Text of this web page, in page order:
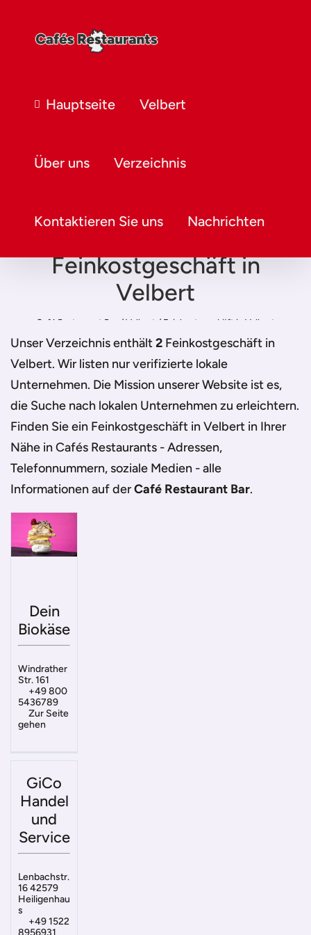
Hauptseite Velbert
Über uns Verzeichnis
Kontaktieren Sie uns Nachrichten
Feinkostgeschäft in
Velbert
Café Restaurant Bar / Velbert / Feinkostgeschäft in Velbert
Unser Verzeichnis enthält2 Feinkostgeschäft in
Velbert. Wir listen nur verifizierte lokale
Unternehmen. Die Mission unserer Website ist es,
die Suche nach lokalen Unternehmen zu erleichtern.
Finden Sie ein Feinkostgeschäft in Velbert in Ihrer
Nähe in Cafés Restaurants - Adressen,
Telefonnummern, soziale Medien - alle
Informationen auf derCafé Restaurant Bar.
Dein
Biokäse
Windrather
Str. 161
+49 800
5436789
Zur Seite
gehen
GiCo
Handel
und
Service
Lenbachstr.
16 42579
Heiligenhau
s
+49 1522
8956931